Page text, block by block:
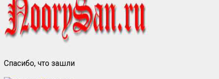
Спасибо, что зашли